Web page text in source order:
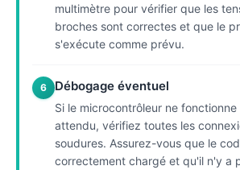
multimètre pour vérifier que les
broches sont correctes et que le
s'exécute comme prévu.
6 Débogage éventuel
Si le microcontrôleur ne
attendu, vérifiez toutes les
soudures. Assurez-vous que le
correctement chargé et qu'il n'y a